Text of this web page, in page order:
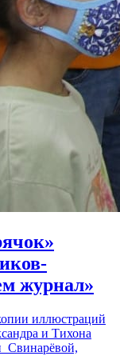
журнал»
иллюстраций
и Тихона
Свинарёвой,